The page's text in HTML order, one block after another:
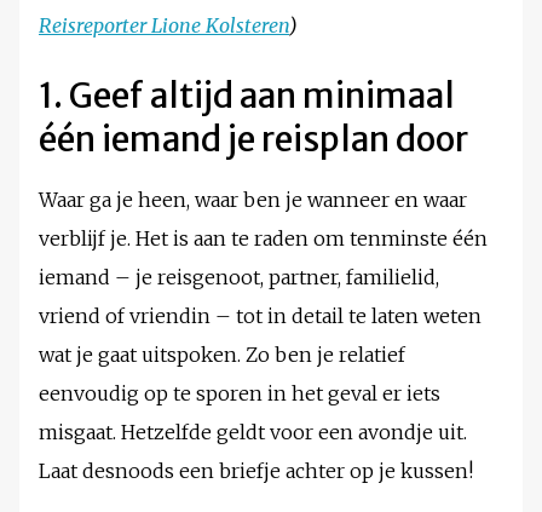
Reisreporter Lione Kolsteren)
1. Geef altijd aan minimaal
één iemand je reisplan door
Waar ga je heen, waar ben je wanneer en waar
verblijf je. Het is aan te raden om tenminste één
iemand – je reisgenoot, partner, familielid,
vriend of vriendin – tot in detail te laten weten
wat je gaat uitspoken. Zo ben je relatief
eenvoudig op te sporen in het geval er iets
misgaat. Hetzelfde geldt voor een avondje uit.
Laat desnoods een briefje achter op je kussen!